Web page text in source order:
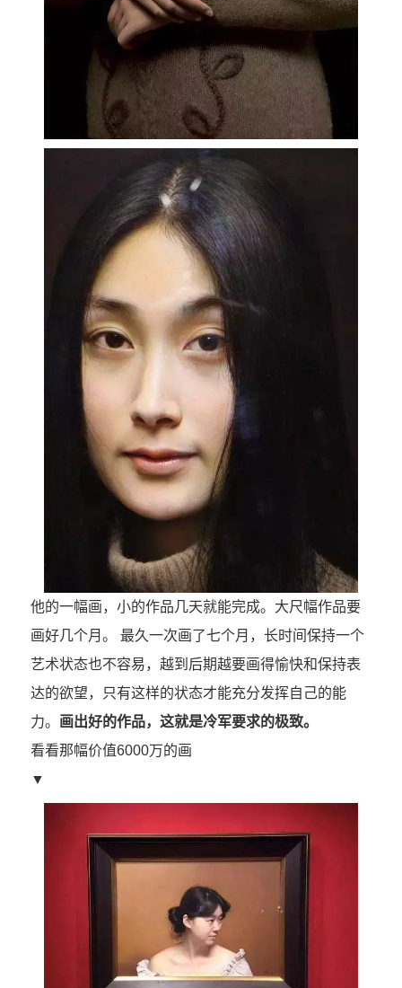
他的一幅画，小的作品几天就能完成。大尺幅作品要
画好几个月。 最久一次画了七个月，长时间保持一个
艺术状态也不容易，越到后期越要画得愉快和保持表
达的欲望，只有这样的状态才能充分发挥自己的能
力。 画出好的作品，这就是冷军要求的极致。
看看那幅价值6000万的画
▼